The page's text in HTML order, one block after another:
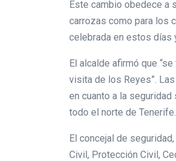
Este cambio obedece a
carrozas como para los
celebrada en estos días
El alcalde afirmó que
visita de los Reyes”.
en cuanto a la
todo el norte de Tenerife.
El concejal de
Civil, Protección Civil,